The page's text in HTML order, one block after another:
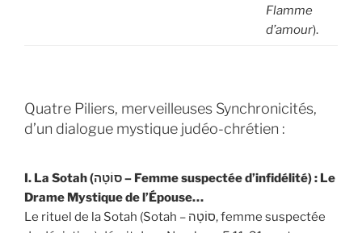
Flamme
d’amour).
Quatre Piliers, merveilleuses Synchronicités,
d’un dialogue mystique judéo-chrétien :
I. La Sotah (סוֹטָה – Femme suspectée d’infidélité) : Le
Drame Mystique de l’Épouse…
Le rituel de la Sotah (Sotah – סוֹטָה, femme suspectée